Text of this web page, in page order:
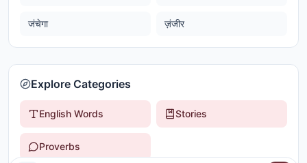
जंचेगा ज़ंजीर
Explore Categories
English Words Stories
Proverbs